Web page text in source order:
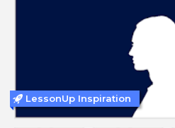
LessonUp Inspiration